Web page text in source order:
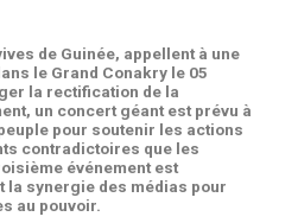
de Guinée, appellent à une
le Grand Conakry le 05
la rectification de la
un concert géant est prévu à
pour soutenir les actions
contradictoires que les
événement est
la synergie des médias pour
au pouvoir.